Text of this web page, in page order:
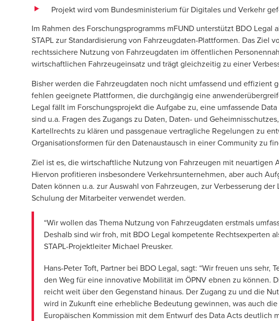
Projekt wird vom Bundesministerium für Digitales und Verkehr
Im Rahmen des Forschungsprogramms mFUND unterstützt BDO Legal
STAPL zur Standardisierung von Fahrzeugdaten-Plattformen. Das Ziel
rechtssichere Nutzung von Fahrzeugdaten im öffentlichen
wirtschaftlichen Fahrzeugeinsatz und trägt gleichzeitig zu einer
Bisher werden die Fahrzeugdaten noch nicht umfassend und effizient
fehlen geeignete Plattformen, die durchgängig eine
Legal fällt im Forschungsprojekt die Aufgabe zu, eine umfassende
sind u.a. Fragen des Zugangs zu Daten, Daten- und
Kartellrechtszu klären und passgenaue vertragliche Regelungen zu
Organisationsformen für den Datenaustausch in einer Community zu
Ziel ist es, die wirtschaftliche Nutzung von Fahrzeugen mit neuartigen
Hiervon profitieren insbesondere Verkehrsunternehmen, aber auch
Daten können u.a. zur Auswahl von Fahrzeugen, zur Verbesserung
Schulung der Mitarbeiter verwendet werden.
“Wir wollen das Thema Nutzung von Fahrzeugdaten erstmals
Deshalb sind wir froh, mit BDO Legal kompetente Rechtsexperten
STAPL-Projektleiter Michael Preusker.
Hans-Peter Toft, Partner bei BDO Legal, sagt: “Wir freuen uns sehr,
den Weg für eine innovative Mobilität im ÖPNV ebnen zu können.
reicht weit über den Gegenstand hinaus. Der Zugang zu und die
wird in Zukunft eine erhebliche Bedeutung gewinnen, was auch
Europäischen Kommission mit dem Entwurf des Data Acts deutlich